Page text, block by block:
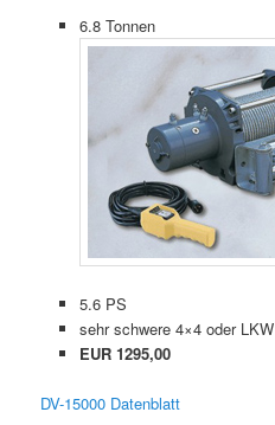
6.8 Tonnen
5.6 PS
sehr schwere 4×4 oder LKW
EUR 1295,00
DV-15000 Datenblatt